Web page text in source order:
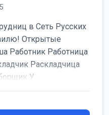
в Сеть Русских
Открытые
Работник Работница
Раскладчица
У...